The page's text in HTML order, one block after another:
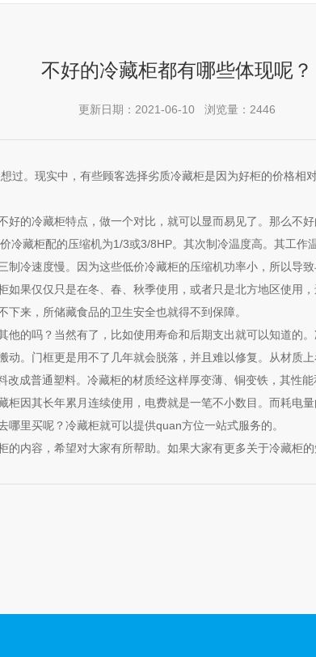
不好的冷藏柜都有哪些体现呢？
更新日期：2021-06-10 浏览量：2446
。现实中，有些顾客选择劣质冷藏柜是因为好柜的价格相
冷藏柜特点，做一个对比，就可以显而易见了。那么不
冷藏柜配的压缩机为1/3或3/8HP。其次制冷温度高。其工
冷速度慢。因为这些低价冷藏柜的压缩机功率小，所以导
果仅仅只是在冬、春、秋季使用，或者只是北方地区使用
来，所储藏食品的卫生安全也就得不到保障。
吗？当然有了，比如使用寿命和后期支出就可以知道的
。门框更是用不了几年就会脱落，并且难以修复。从材质
成普通塑料。冷藏柜的材质经这样厚变薄、铜变铁，其性
因其长年累月连续使用，电费就是一笔不小数目。而耗电
里买呢？冷藏柜就可以提供quan方位一站式服务的。
容，希望对大家有所帮助。如果大家有更多关于冷藏柜的